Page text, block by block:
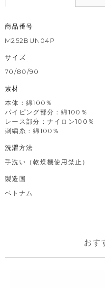
商品番号
M252BUN04P
サイズ
70/80/90
素材
本体：綿100％
パイピング部分：綿100％
レース部分：ナイロン100％
刺繍糸：綿100％
洗濯方法
手洗い（乾燥機使用禁止）
製造国
ベトナム
おす